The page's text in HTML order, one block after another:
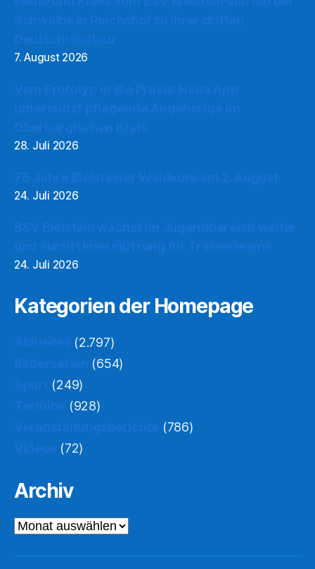
7. August 2026
28. Juli 2026
24. Juli 2026
24. Juli 2026
Kategorien der Homepage
(2.797)
(654)
(249)
(928)
(786)
(72)
Archiv
Archiv